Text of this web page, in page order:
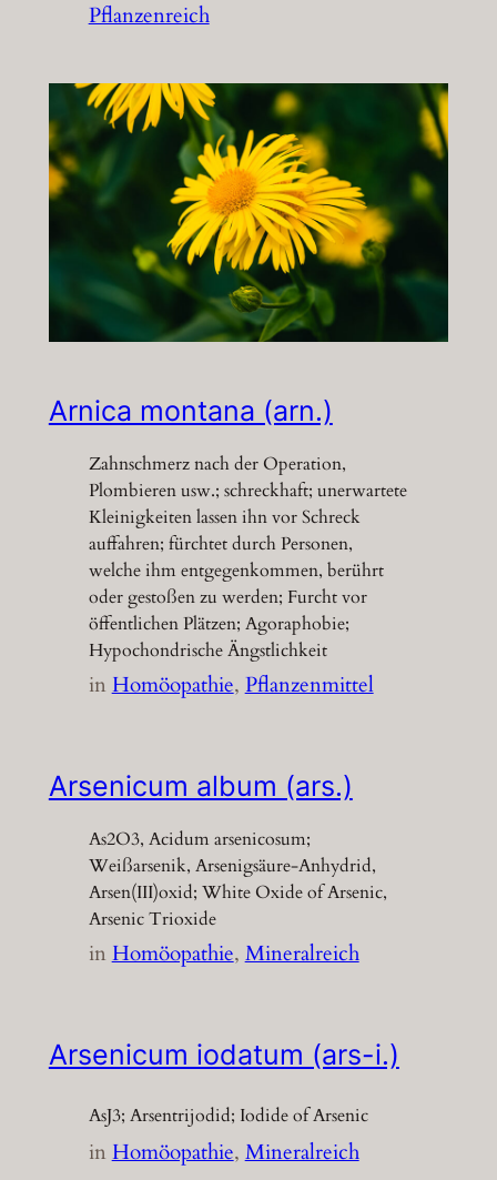
Pflanzenreich
Arnica montana (arn.)
Zahnschmerz nach der Operation,
Plombieren usw.; schreckhaft; unerwartete
Kleinigkeiten lassen ihn vor Schreck
auffahren; fürchtet durch Personen,
welche ihm entgegenkommen, berührt
oder gestoßen zu werden; Furcht vor
öffentlichen Plätzen; Agoraphobie;
Hypochondrische Ängstlichkeit
inHomöopathie, Pflanzenmittel
Arsenicum album (ars.)
As2O3, Acidum arsenicosum;
Weißarsenik, Arsenigsäure-Anhydrid,
Arsen(III)oxid; White Oxide of Arsenic,
Arsenic Trioxide
inHomöopathie, Mineralreich
Arsenicum iodatum (ars-i.)
AsJ3; Arsentrijodid; Iodide of Arsenic
inHomöopathie, Mineralreich